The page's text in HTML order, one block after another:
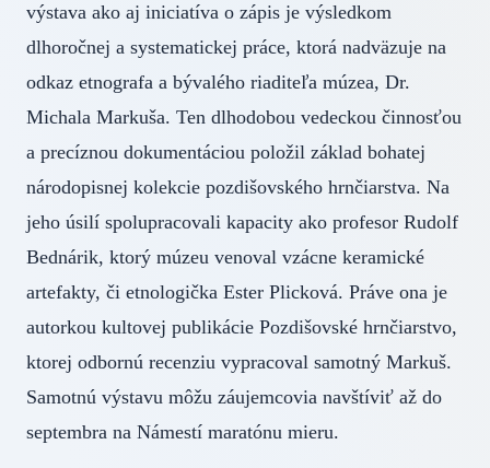
výstava ako aj iniciatíva o zápis je výsledkom
dlhoročnej a systematickej práce, ktorá nadväzuje na
odkaz etnografa a bývalého riaditeľa múzea, Dr.
Michala Markuša. Ten dlhodobou vedeckou činnosťou
a precíznou dokumentáciou položil základ bohatej
národopisnej kolekcie pozdišovského hrnčiarstva. Na
jeho úsilí spolupracovali kapacity ako profesor Rudolf
Bednárik, ktorý múzeu venoval vzácne keramické
artefakty, či etnologička Ester Plicková. Práve ona je
autorkou kultovej publikácie Pozdišovské hrnčiarstvo,
ktorej odbornú recenziu vypracoval samotný Markuš.
Samotnú výstavu môžu záujemcovia navštíviť až do
septembra na Námestí maratónu mieru.